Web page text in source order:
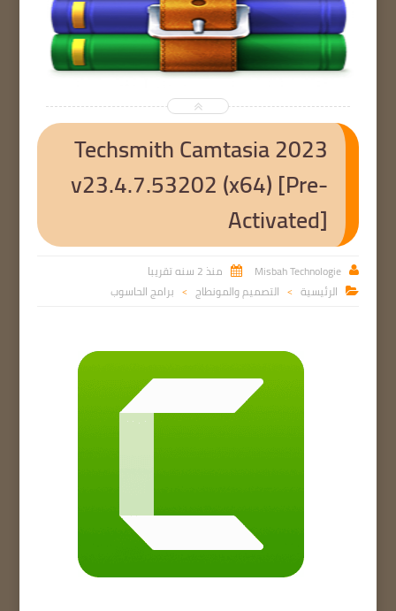
Techsmith Camtasia 2023
v23.4.7.53202 (x64) [Pre-
Activated]

Misbah Technologie
 منذ 2 سنه تقريبا
 الرئيسية > التصميم والمونطاج > برامج الحاسوب